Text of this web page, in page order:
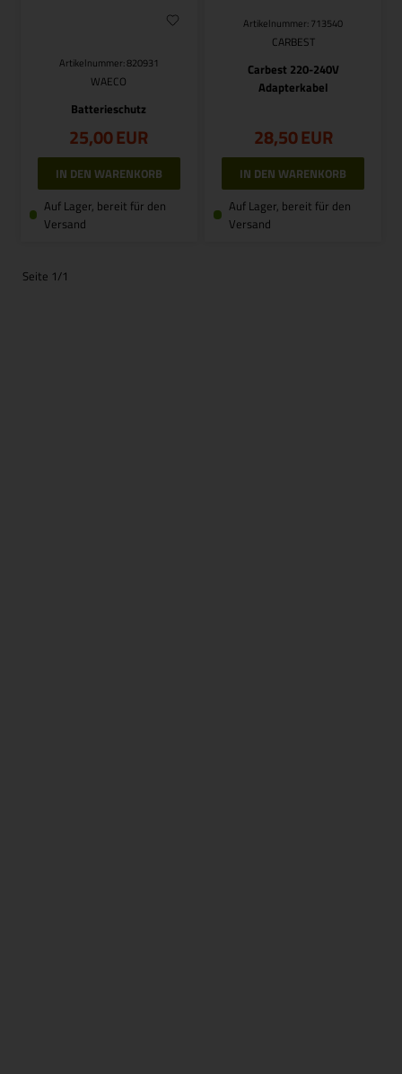
Artikelnummer: 820931
WAECO
Batterieschutz
25,00EUR
Auf Lager, bereit für den
Versand
Artikelnummer: 713540
CARBEST
Carbest 220-240V
Adapterkabel
28,50EUR
Auf Lager, bereit für den
Versand
Seite 1/1